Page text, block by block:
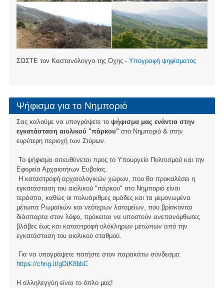
ΣΩΣΤΕ τον Καστανόλογγο της Οχης - Υπογραφή ψηφίσματος
Ψήφισμα για το Νημποριό
Σας καλούμε να υπογράψετε το ψήφισμα μας ενάντια στην
εγκατάσταση αιολικού "πάρκου"στο Νημποριό & στην
ευρύτερη περιοχή των Στύρων.
Το ψήφισμα απευθύνεται προς το Υπουργείο Πολιτισμού και την
Εφορεία Αρχαιοτήτων Ευβοίας.
Η καταστροφή αρχαιολογικών χώρων, που θα προκαλέσει η
εγκατάσταση του αιολικού "πάρκου" στο Νημποριό είναι
τεράστια, καθώς οι πολυάριθμες ομάδες και τα μεμονωμένα
μέτωπα Ρωμαϊκών και νεότερων λατομείων, που βρίσκονται
διάσπαρτα στον λόφο, πρόκειται να υποστούν ανεπανόρθωτες
βλάβες έως και καταστροφή ολόκληρων μετώπων από την
εγκατάσταση του αιολικού σταθμού.
Για να υπογράψετε πατήστε στον παρακάτω σύνδεσμο:
https://chng.it/gDtK8bbC
Η αλληλεγγύη είναι το όπλο μας!